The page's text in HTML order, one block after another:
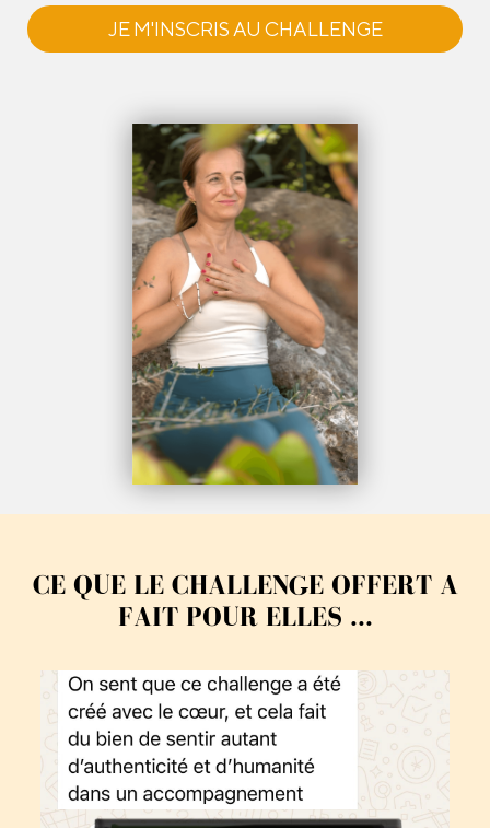
JE M'INSCRIS AU CHALLENGE
CE QUE LE CHALLENGE OFFERT A
FAIT POUR ELLES ...